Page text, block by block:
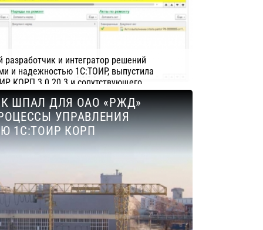
и интегратор решений
и надежностью 1С:ТОИР, выпустила
КОРП 3.0.20.3 и сопутствующего
3.18.1.
Софт
ШПАЛ ДЛЯ ОАО «РЖД»
УПРАВЛЕНИЯ
1С:ТОИР КОРП